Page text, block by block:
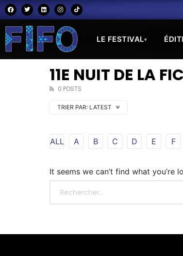
LE FESTIVAL▾
11E NUIT DE LA
0 POSTS
TRIER PAR: LATEST
ALL A B C D E F
It seems we can’t find what you’re